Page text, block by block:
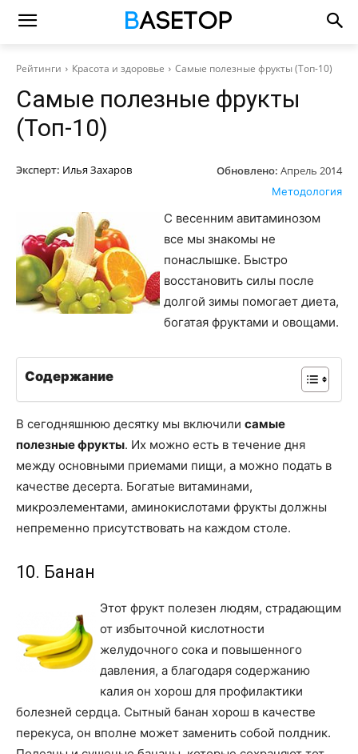
Рейтинги Красота и здоровье Самые полезные фрукты (Топ-10)
Самые полезные фрукты
(Топ-10)
Эксперт: Илья Захаров Обновлено: Апрель 2014
Методология
С весенним авитаминозом
все мы знакомы не
понаслышке. Быстро
восстановить силы после
долгой зимы помогает диета,
богатая фруктами и овощами.
Содержание
В сегодняшнюю десятку мы включили самые
полезные фрукты. Их можно есть в течение дня
между основными приемами пищи, а можно подать в
качестве десерта. Богатые витаминами,
микроэлементами, аминокислотами фрукты должны
непременно присутствовать на каждом столе.
10. Банан
Этот фрукт полезен людям, страдающим
от избыточной кислотности
желудочного сока и повышенного
давления, а благодаря содержанию
калия он хорош для профилактики
болезней сердца. Сытный банан хорош в качестве
перекуса, он вполне может заменить собой полдник.